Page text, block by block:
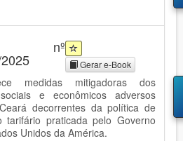
nº
Gerar e-Book
medidas mitigadoras dos
e econômicos adversos
decorrentes da política de
tarifário praticada pelo Governo
Unidos da América.